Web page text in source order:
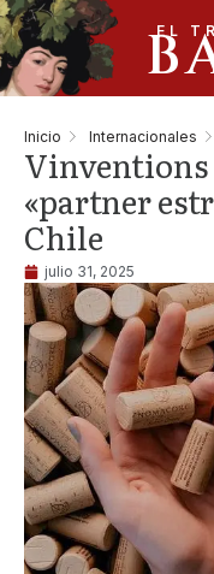
EL
Inicio Internacionales
Vinventions
«partner
Chile
julio 31, 2025